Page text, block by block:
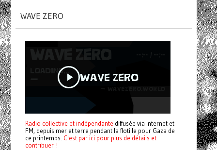
WAVE ZERO
Radio collective et indépendante diffusée via internet et
FM, depuis mer et terre pendant la flotille pour Gaza de
ce printemps. C'est par ici pour plus de détails et
contribuer !